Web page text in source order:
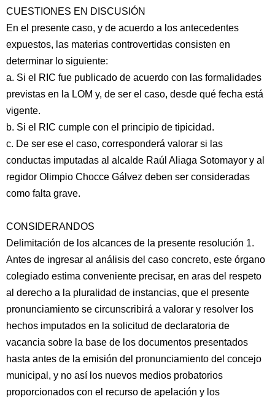
CUESTIONES EN DISCUSIÓN
En el presente caso, y de acuerdo a los antecedentes
expuestos, las materias controvertidas consisten en
determinar lo siguiente:
a. Si el RIC fue publicado de acuerdo con las formalidades
previstas en la LOM y, de ser el caso, desde qué fecha está
vigente.
b. Si el RIC cumple con el principio de tipicidad.
c. De ser ese el caso, corresponderá valorar si las
conductas imputadas al alcalde Raúl Aliaga Sotomayor y al
regidor Olimpio Chocce Gálvez deben ser consideradas
como falta grave.
CONSIDERANDOS
Delimitación de los alcances de la presente resolución 1.
Antes de ingresar al análisis del caso concreto, este órgano
colegiado estima conveniente precisar, en aras del respeto
al derecho a la pluralidad de instancias, que el presente
pronunciamiento se circunscribirá a valorar y resolver los
hechos imputados en la solicitud de declaratoria de
vacancia sobre la base de los documentos presentados
hasta antes de la emisión del pronunciamiento del concejo
municipal, y no así los nuevos medios probatorios
proporcionados con el recurso de apelación y los